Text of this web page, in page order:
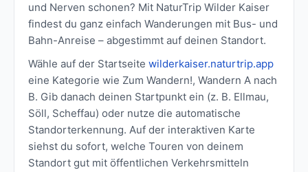
und Nerven schonen? Mit NaturTrip Wilder Kaiser
findest du ganz einfach Wanderungen mit Bus- und
Bahn-Anreise – abgestimmt auf deinen Standort.
Wähle auf der Startseite wilderkaiser.naturtrip.app
eine Kategorie wie Zum Wandern!, Wandern A nach
B. Gib danach deinen Startpunkt ein (z. B. Ellmau,
Söll, Scheffau) oder nutze die automatische
Standorterkennung. Auf der interaktiven Karte
siehst du sofort, welche Touren von deinem
Standort gut mit öffentlichen Verkehrsmitteln